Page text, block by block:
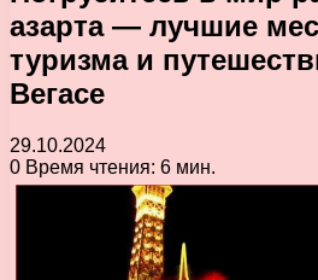
азарта — лучшие
туризма и
Вегасе
29.10.2024
0 Время чтения: 6 мин.